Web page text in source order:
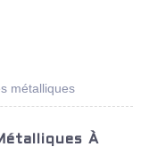
métalliques
À